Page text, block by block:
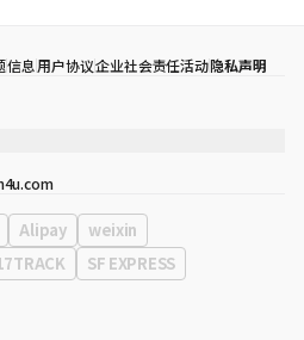
信息用户协议企业社会责任活动隐私声明
路 513号 3楼 （三成洞， coex)
Alipay
weixin
SF EXPRESS